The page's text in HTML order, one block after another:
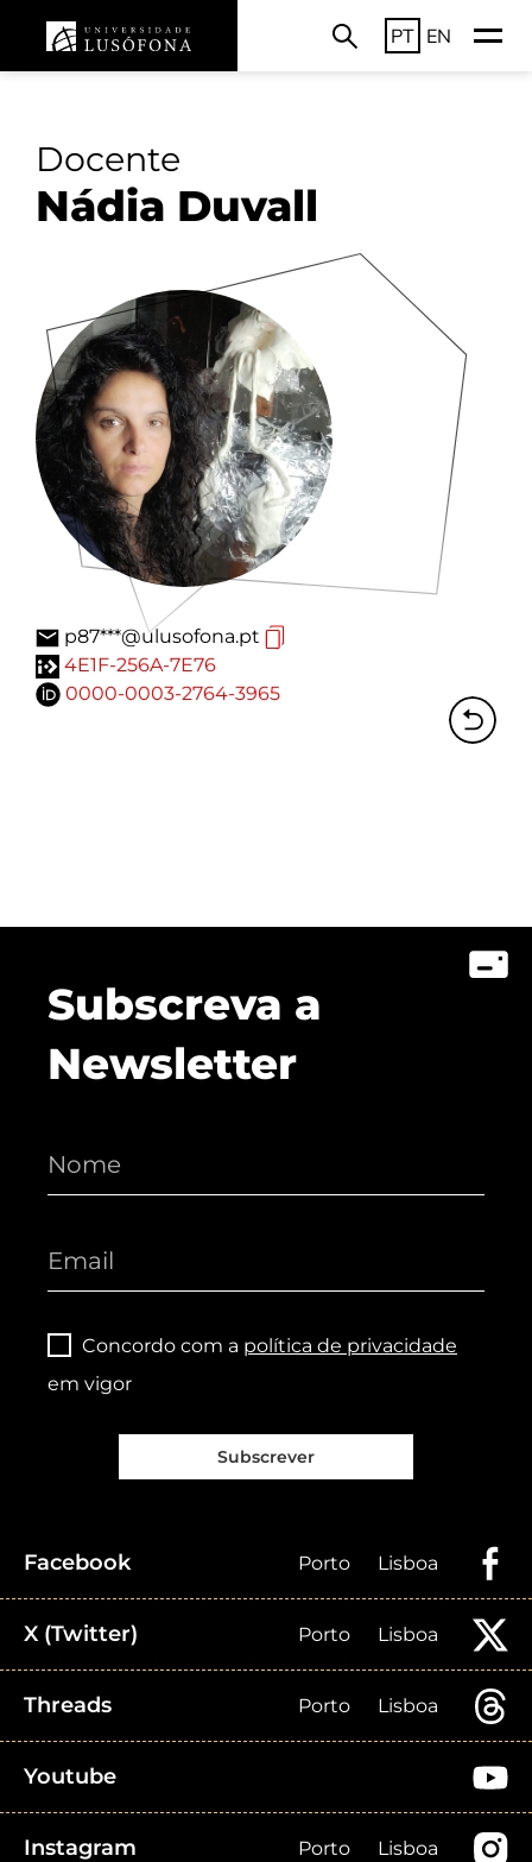
PT EN
Docente
Nádia Duvall
p87***@ulusofona.pt
4E1F-256A-7E76
0000-0003-2764-3965
Subscreva a
Newsletter
Concordo com a política de privacidade
em vigor
Subscrever
Facebook Porto Lisboa
X (Twitter) Porto Lisboa
Threads Porto Lisboa
Youtube
Instagram Porto Lisboa